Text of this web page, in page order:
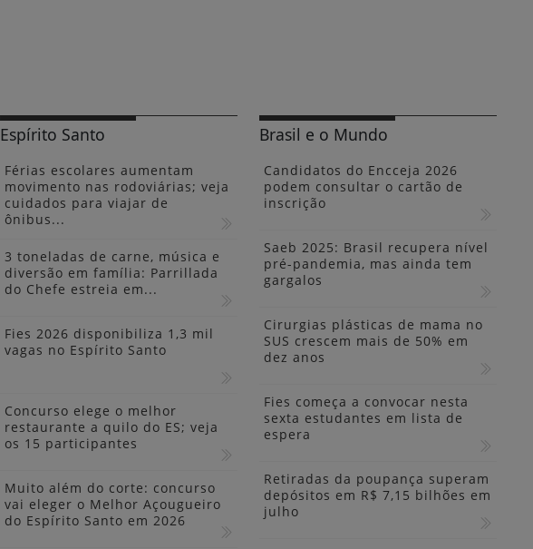
Espírito Santo
Férias escolares aumentam
movimento nas rodoviárias; veja
cuidados para viajar de
ônibus...
3 toneladas de carne, música e
diversão em família: Parrillada
do Chefe estreia em...
Fies 2026 disponibiliza 1,3 mil
vagas no Espírito Santo
Concurso elege o melhor
restaurante a quilo do ES; veja
os 15 participantes
Muito além do corte: concurso
vai eleger o Melhor Açougueiro
do Espírito Santo em 2026
Brasil e o Mundo
Candidatos do Encceja 2026
podem consultar o cartão de
inscrição
Saeb 2025: Brasil recupera nível
pré-pandemia, mas ainda tem
gargalos
Cirurgias plásticas de mama no
SUS crescem mais de 50% em
dez anos
Fies começa a convocar nesta
sexta estudantes em lista de
espera
Retiradas da poupança superam
depósitos em R$ 7,15 bilhões em
julho